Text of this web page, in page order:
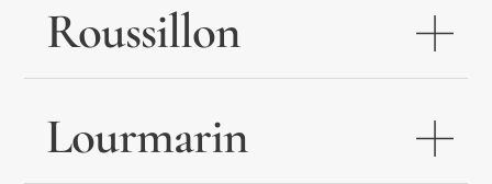
Roussillon
Lourmarin